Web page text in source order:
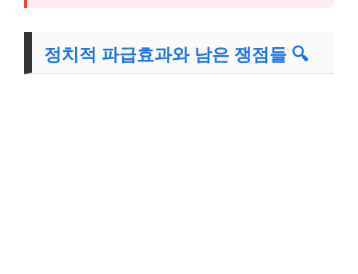
정치적 파급효과와 남은 쟁점들 🔍